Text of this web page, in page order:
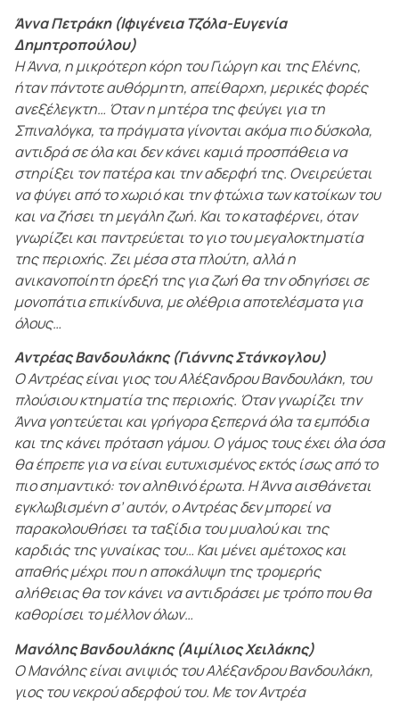
Άννα Πετράκη (Ιφιγένεια Τζόλα-Ευγενία
Δημητροπούλου)
Η Άννα, η μικρότερη κόρη του Γιώργη και της Ελένης,
ήταν πάντοτε αυθόρμητη, απείθαρχη, μερικές φορές
ανεξέλεγκτη… Όταν η μητέρα της φεύγει για τη
Σπιναλόγκα, τα πράγματα γίνονται ακόμα πιο δύσκολα,
αντιδρά σε όλα και δεν κάνει καμιά προσπάθεια να
στηρίξει τον πατέρα και την αδερφή της. Ονειρεύεται
να φύγει από το χωριό και την φτώχια των κατοίκων του
και να ζήσει τη μεγάλη ζωή. Και το καταφέρνει, όταν
γνωρίζει και παντρεύεται το γιο του μεγαλοκτηματία
της περιοχής. Ζει μέσα στα πλούτη, αλλά η
ανικανοποίητη όρεξή της για ζωή θα την οδηγήσει σε
μονοπάτια επικίνδυνα, με ολέθρια αποτελέσματα για
όλους…
Αντρέας Βανδουλάκης (Γιάννης Στάνκογλου)
Ο Αντρέας είναι γιος του Αλέξανδρου Βανδουλάκη, του
πλούσιου κτηματία της περιοχής. Όταν γνωρίζει την
Άννα γοητεύεται και γρήγορα ξεπερνά όλα τα εμπόδια
και της κάνει πρόταση γάμου. Ο γάμος τους έχει όλα όσα
θα έπρεπε για να είναι ευτυχισμένος εκτός ίσως από το
πιο σημαντικό: τον αληθινό έρωτα. Η Άννα αισθάνεται
εγκλωβισμένη σ’ αυτόν, ο Αντρέας δεν μπορεί να
παρακολουθήσει τα ταξίδια του μυαλού και της
καρδιάς της γυναίκας του… Και μένει αμέτοχος και
απαθής μέχρι που η αποκάλυψη της τρομερής
αλήθειας θα τον κάνει να αντιδράσει με τρόπο που θα
καθορίσει το μέλλον όλων…
Μανόλης Βανδουλάκης (Αιμίλιος Χειλάκης)
Ο Μανόλης είναι ανιψιός του Αλέξανδρου Βανδουλάκη,
γιος του νεκρού αδερφού του. Με τον Αντρέα